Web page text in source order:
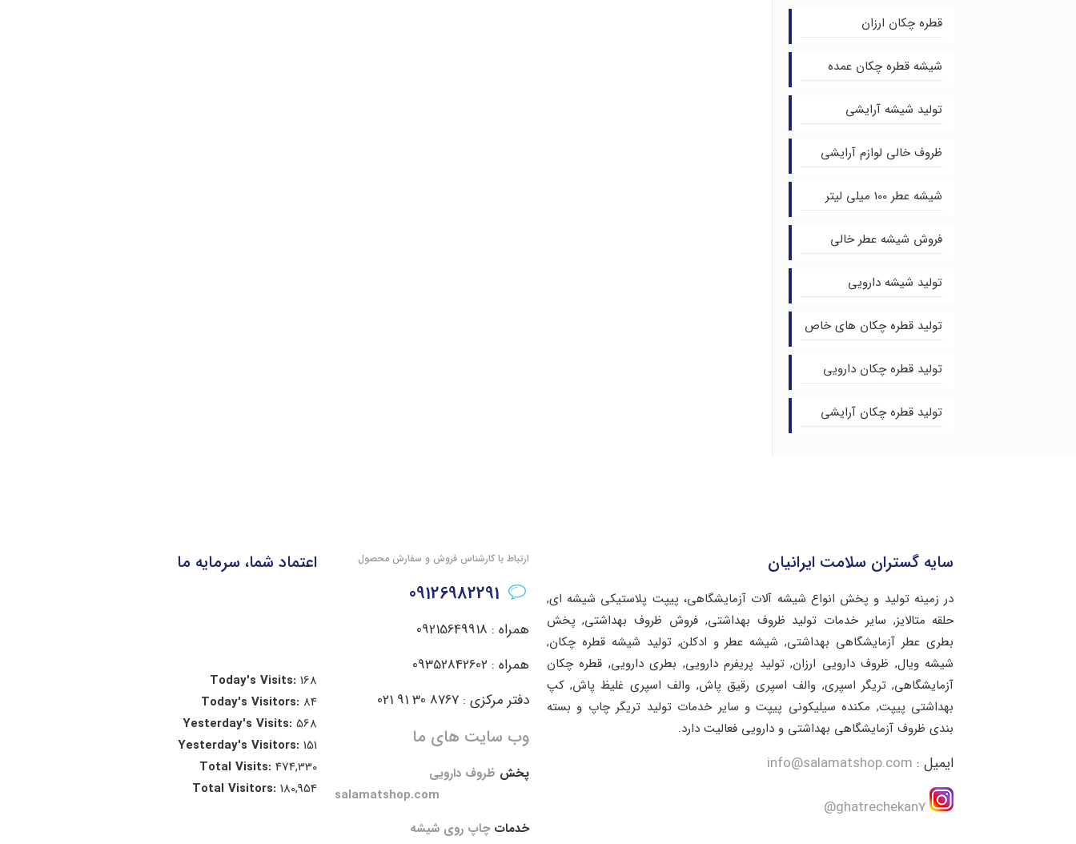
قطره چکان ارزان
شیشه قطره چکان عمده
تولید شیشه آرایشی
ظروف خالی لوازم آرایشی
شیشه عطر 100 میلی لیتر
فروش شیشه عطر خالی
تولید شیشه دارویی
تولید قطره چکان های خاص
تولید قطره چکان دارویی
تولید قطره چکان آرایشی
سایه گستران سلامت ایرانیان
در زمینه تولید و پخش انواع شیشه آلات آزمایشگاهی، پیپت پلاستیکی شیشه ای,
حلقه متالایز, سایر خدمات تولید ظروف بهداشتی, فروش ظروف بهداشتی, پخش
بطری عطر آزمایشگاهی بهداشتی, شیشه عطر و ادکلن, تولید شیشه قطره چکان,
شیشه ویال, ظروف دارویی ارزان, تولید پریفرم دارویی, بطری دارویی, قطره چکان
آزمایشگاهی, تریگر اسپری, والف اسپری رقیق پاش, والف اسپری غلیظ پاش, کپ
بهداشتی پیپت, مکنده سیلیکونی پیپت و سایر خدمات تولید تریگر چاپ و بسته
بندی ظروف آزمایشگاهی بهداشتی و دارویی فعالیت دارد.
ایمیل : info@salamatshop.com
ghatrechekan7@
ارتباط با کارشناس فروش و سفارش محصول
همراه : 09215649918
همراه : 09352842602
دفتر مرکزی : 8767 30 91 021
وب سایت های ما
پخش ظروف دارویی
salamatshop.com
خدمات چاپ روی شیشه
اعتماد شما، سرمایه ما
Today's Visits:168
Today's Visitors: 84
Yesterday's Visits:568
Yesterday's Visitors:151
Total Visits:474,330
Total Visitors:180,954